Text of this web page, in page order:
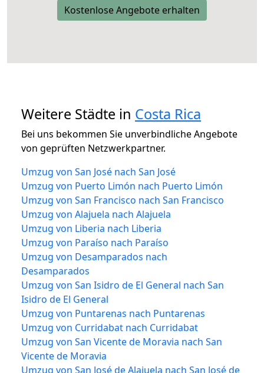
Kostenlose Angebote erhalten
Weitere Städte in Costa Rica
Bei uns bekommen Sie unverbindliche Angebote
von geprüften Netzwerkpartner.
Umzug von San José nach San José
Umzug von Puerto Limón nach Puerto Limón
Umzug von San Francisco nach San Francisco
Umzug von Alajuela nach Alajuela
Umzug von Liberia nach Liberia
Umzug von Paraíso nach Paraíso
Umzug von Desamparados nach
Desamparados
Umzug von San Isidro de El General nach San
Isidro de El General
Umzug von Puntarenas nach Puntarenas
Umzug von Curridabat nach Curridabat
Umzug von San Vicente de Moravia nach San
Vicente de Moravia
Umzug von San José de Alajuela nach San José de